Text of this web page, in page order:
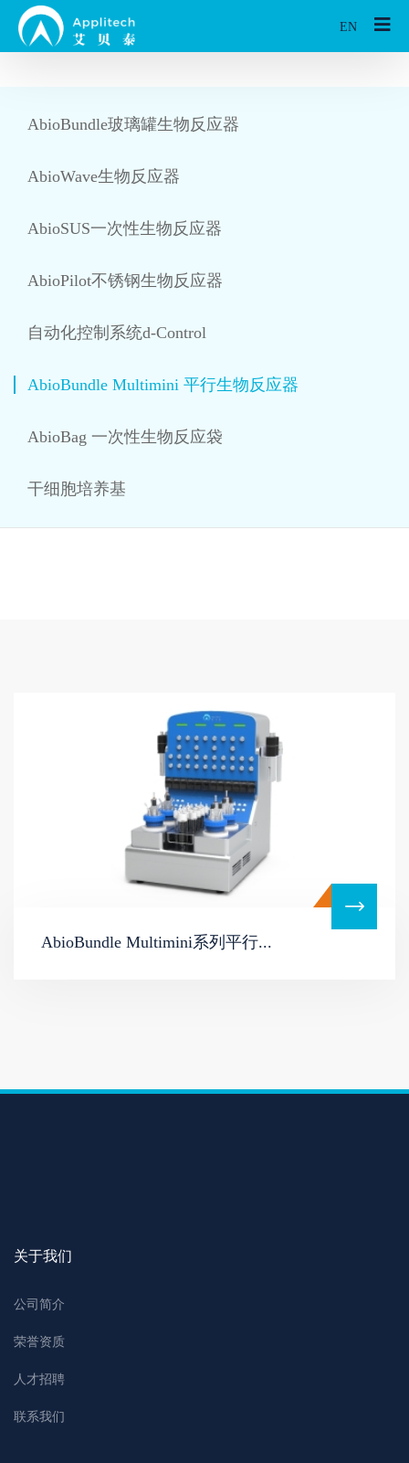
EN
AbioBundle玻璃罐生物反应器
AbioWave生物反应器
AbioSUS一次性生物反应器
AbioPilot不锈钢生物反应器
自动化控制系统d-Control
AbioBundle Multimini 平行生物反应器
AbioBag 一次性生物反应袋
干细胞培养基
AbioBundle Multimini系列平行...
关于我们
公司简介
荣誉资质
人才招聘
联系我们